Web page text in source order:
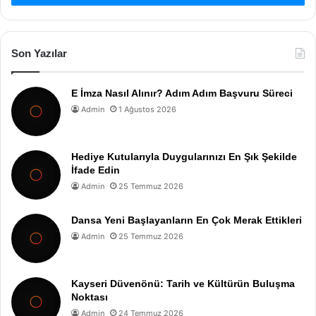
Son Yazılar
E İmza Nasıl Alınır? Adım Adım Başvuru Süreci
Admin 1 Ağustos 2026
Hediye Kutularıyla Duygularınızı En Şık Şekilde
İfade Edin
Admin 25 Temmuz 2026
Dansa Yeni Başlayanların En Çok Merak Ettikleri
Admin 25 Temmuz 2026
Kayseri Düvenönü: Tarih ve Kültürün Buluşma
Noktası
Admin 24 Temmuz 2026